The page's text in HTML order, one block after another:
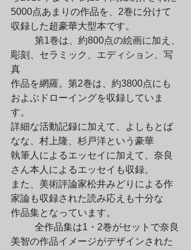
5000点あまりの作品を、2巻に分けて
収録した超豪華大型本です。
彫刻、セラミック、エディション、写
真
作品を網羅。第2巻は、約3800点にも
およぶドローイングを収録していま
す。
詳細な活動記録に加えて、よしもとば
なな、村上隆、杉戸洋という豪華
執筆人によるエッセイに加えて、奈良
さん本人によるエッセイも収録。
また、美術評論家松井みどりによる作
家論も収録された読み応えも十分な
作品集となっています。
美智の作品イメージがデザインされた